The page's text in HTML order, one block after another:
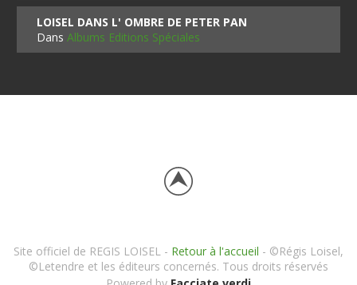
LOISEL DANS L' OMBRE DE PETER PAN
DansAlbums Editions Spéciales
Site officiel de REGIS LOISEL - Retour à l'accueil - ©Régis Loisel,
©Letendre et les éditeurs concernés. Tous droits réservés